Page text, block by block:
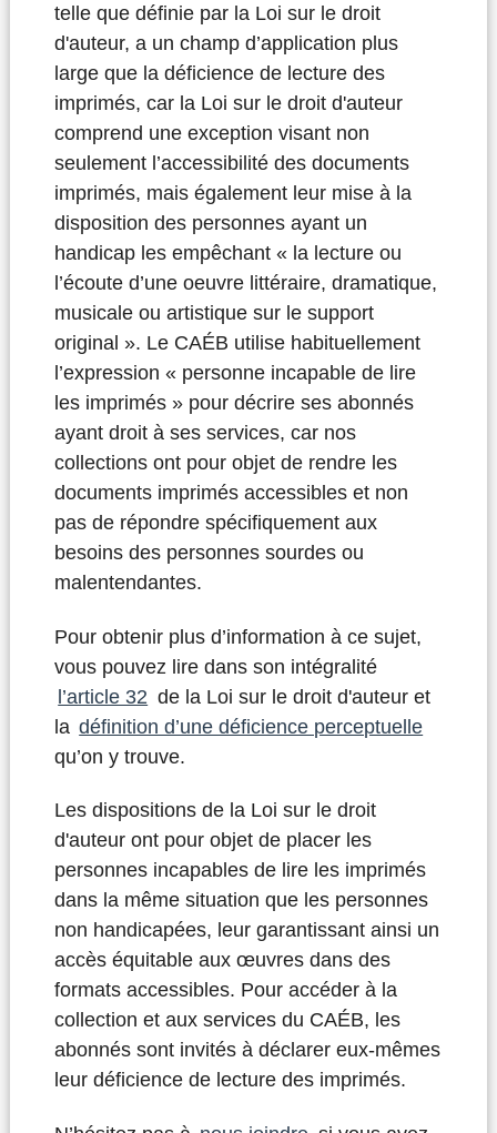
telle que définie par la Loi sur le droit
d'auteur, a un champ d’application plus
large que la déficience de lecture des
imprimés, car la Loi sur le droit d'auteur
comprend une exception visant non
seulement l’accessibilité des documents
imprimés, mais également leur mise à la
disposition des personnes ayant un
handicap les empêchant « la lecture ou
l’écoute d’une oeuvre littéraire, dramatique,
musicale ou artistique sur le support
original ». Le CAÉB utilise habituellement
l’expression « personne incapable de lire
les imprimés » pour décrire ses abonnés
ayant droit à ses services, car nos
collections ont pour objet de rendre les
documents imprimés accessibles et non
pas de répondre spécifiquement aux
besoins des personnes sourdes ou
malentendantes.
Pour obtenir plus d’information à ce sujet,
vous pouvez lire dans son intégralité
l’article 32 de la Loi sur le droit d'auteur et
la définition d’une déficience perceptuelle
qu’on y trouve.
Les dispositions de la Loi sur le droit
d'auteur ont pour objet de placer les
personnes incapables de lire les imprimés
dans la même situation que les personnes
non handicapées, leur garantissant ainsi un
accès équitable aux œuvres dans des
formats accessibles. Pour accéder à la
collection et aux services du CAÉB, les
abonnés sont invités à déclarer eux-mêmes
leur déficience de lecture des imprimés.